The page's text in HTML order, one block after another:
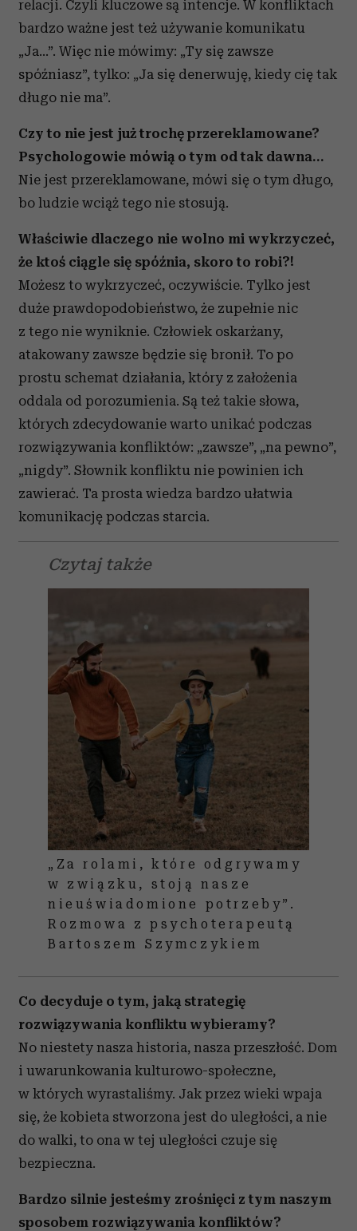
relacji. Czyli kluczowe są intencje. W konfliktach
bardzo ważne jest też używanie komunikatu
„Ja…”. Więc nie mówimy: „Ty się zawsze
spóźniasz”, tylko: „Ja się denerwuję, kiedy cię tak
długo nie ma”.
Czy to nie jest już trochę przereklamowane?
Psychologowie mówią o tym od tak dawna…
Nie jest przereklamowane, mówi się o tym długo,
bo ludzie wciąż tego nie stosują.
Właściwie dlaczego nie wolno mi wykrzyczeć,
że ktoś ciągle się spóźnia, skoro to robi?!
Możesz to wykrzyczeć, oczywiście. Tylko jest
duże prawdopodobieństwo, że zupełnie nic
z tego nie wyniknie. Człowiek oskarżany,
atakowany zawsze będzie się bronił. To po
prostu schemat działania, który z założenia
oddala od porozumienia. Są też takie słowa,
których zdecydowanie warto unikać podczas
rozwiązywania konfliktów: „zawsze”, „na pewno”,
„nigdy”. Słownik konfliktu nie powinien ich
zawierać. Ta prosta wiedza bardzo ułatwia
komunikację podczas starcia.
Czytaj także
„Za rolami, które odgrywamy
w związku, stoją nasze
nieuświadomione potrzeby”.
Rozmowa z psychoterapeutą
Bartoszem Szymczykiem
Co decyduje o tym, jaką strategię
rozwiązywania konfliktu wybieramy?
No niestety nasza historia, nasza przeszłość. Dom
i uwarunkowania kulturowo-społeczne,
w których wyrastaliśmy. Jak przez wieki wpaja
się, że kobieta stworzona jest do uległości, a nie
do walki, to ona w tej uległości czuje się
bezpieczna.
Bardzo silnie jesteśmy zrośnięci z tym naszym
sposobem rozwiązywania konfliktów?